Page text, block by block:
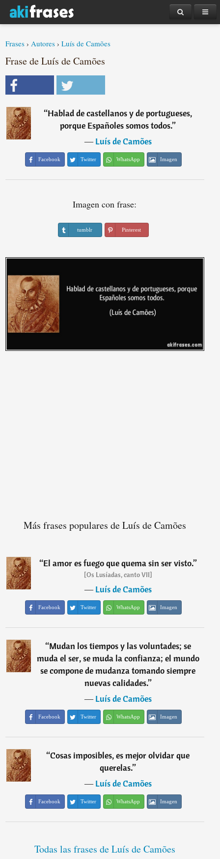
Frases ›Autores ›Luís de Camões
Frase de Luís de Camões
“Hablad de castellanos y de portugueses,
porque Españoles somos todos.”
―Luís de Camões
Facebook Twitter WhatsApp Imagen
Imagen con frase:
tumblr Pinterest
Más frases populares de Luís de Camões
“El amor es fuego que quema sin ser visto.”
[Os Lusíadas, canto VII]
―Luís de Camões
Facebook Twitter WhatsApp Imagen
“Mudan los tiempos y las voluntades; se
muda el ser, se muda la confianza; el mundo
se compone de mudanza tomando siempre
nuevas calidades.”
―Luís de Camões
Facebook Twitter WhatsApp Imagen
“Cosas imposibles, es mejor olvidar que
querelas.”
―Luís de Camões
Facebook Twitter WhatsApp Imagen
Todas las frases de Luís de Camões